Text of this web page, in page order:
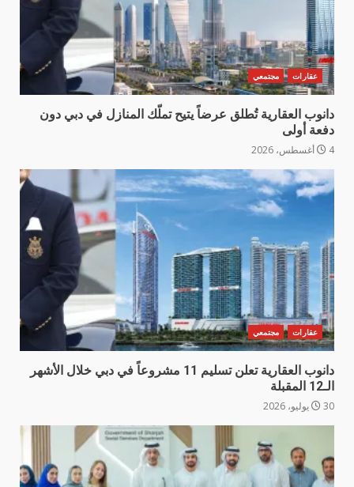
عقارات مجتمعي
دانوب العقارية تُطلق عرضاً يتيح تملّك المنازل في دبي دون
دفعة أولى
4 أغسطس، 2026
عقارات مجتمعي
دانوب العقارية تعلن تسليم 11 مشروعاً في دبي خلال الأشهر
الـ12 المقبلة
30 يوليو، 2026